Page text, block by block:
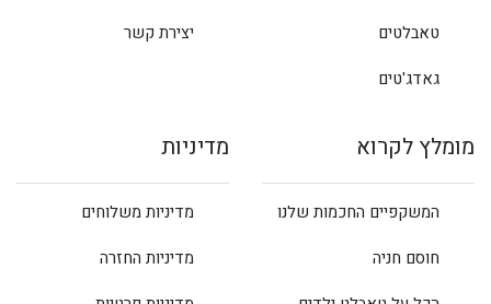
טאבלטים
גאדג'טים
יצירת קשר
מומלץ לקרוא
המשקפיים החכמות שלנו
חוסם חניה
מדיניות
מדיניות משלוחים
מדיניות החזרה